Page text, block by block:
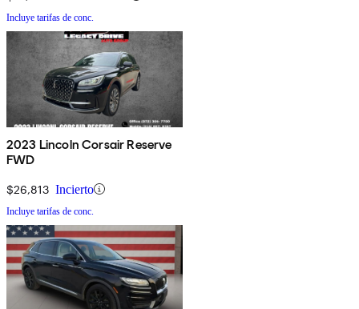
Incluye tarifas de conc.
2023 Lincoln Corsair Reserve
FWD
$26,813 Incierto
Incluye tarifas de conc.